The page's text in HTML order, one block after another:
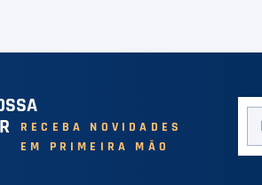
RECEBA NOVIDADES
EM PRIMEIRA MÃO